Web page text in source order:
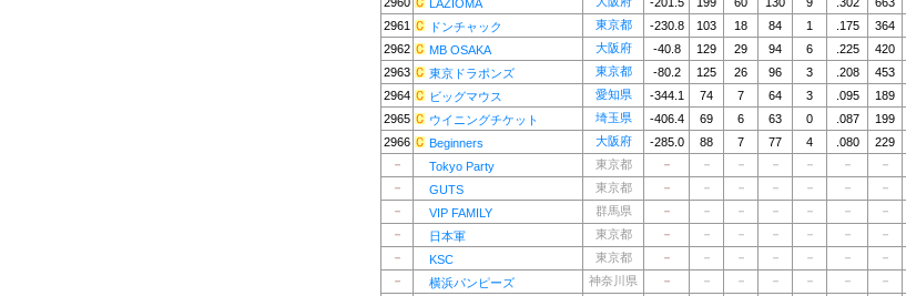
LAZIOMA
2961
ドンチャック 東京都 -230.8 103 18 84 1 .175 364
2962
MB OSAKA 大阪府 -40.8 129 29 94 6 .225 420
2963
東京ドラポンズ 東京都 -80.2 125 26 96 3 .208 453
2964
ビッグマウス 愛知県 -344.1 74 7 64 3 .095 189
2965
ウイニングチケット 埼玉県 -406.4 69 6 63 0 .087 199
2966
Beginners 大阪府 -285.0 88 7 77 4 .080 229
－
Tokyo Party 東京都 － － － － － － －
－
GUTS 東京都 － － － － － － －
－
VIP FAMILY 群馬県 － － － － － － －
－
日本軍 東京都 － － － － － － －
－
KSC 東京都 － － － － － － －
－
横浜パンピーズ 神奈川県 － － － － － － －